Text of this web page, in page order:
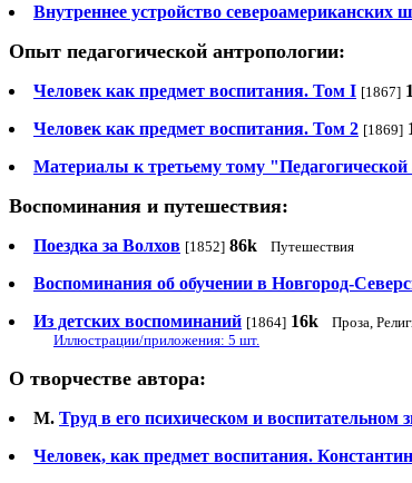
Внутреннее устройство североамериканских
Опыт педагогической антропологии:
Человек как предмет воспитания. Том I [1867]
Человек как предмет воспитания. Том 2 [1869]
Материалы к третьему тому "Педагогической
Воспоминания и путешествия:
Поездка за Волхов [1852] 86k Путешествия
Воспоминания об обучении в Новгород-
Из детских воспоминаний [1864] 16k
Проза,
Иллюстрации/приложения: 5 шт.
О творчестве автора:
М. Труд в его психическом и
Человек, как предмет воспитания.